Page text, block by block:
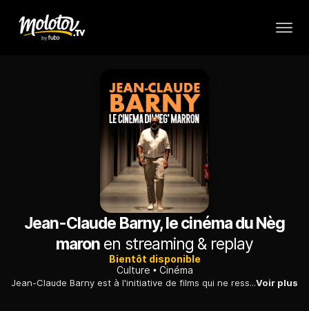
Jean-Claude Barny, le cinéma du Nèg
maron en streaming & replay
Bientôt disponible
Culture
Cinéma
Jean-Claude Barny est à l'initiative de films qui ne ressemblent à aucun autre, car il défend plus que jamais une triple appartenance, traçant un pont entre Argenteuil, là où il a grandi, la Guadeloupe, son pays natal, et plus récemment, la Côte d'Ivoire, où il se sent légitime de transmettre son expérience d'auteur et de cinéaste. La trame narrative de ce documentaire, de construction triangulaire, retrace le parcours de Jean-Claude Barny à la fois sur trois lieux géographiques, mais aussi à travers ses trois passions, la musique, la littérature, et le cinéma.Voir plus